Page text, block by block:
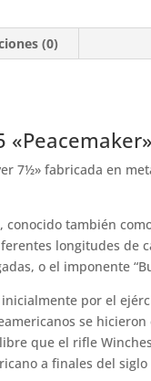
(0)
7½» fabricada en
conocido también
longitudes de
o el imponente
por el
se
que el rifle
a finales del siglo